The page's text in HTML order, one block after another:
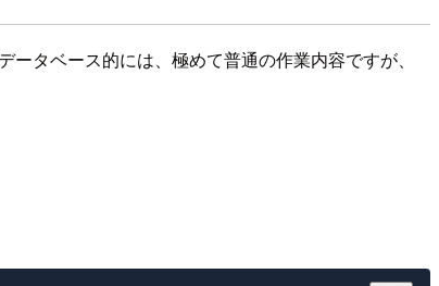
タベース的には、極めて普通の作業内容ですが、